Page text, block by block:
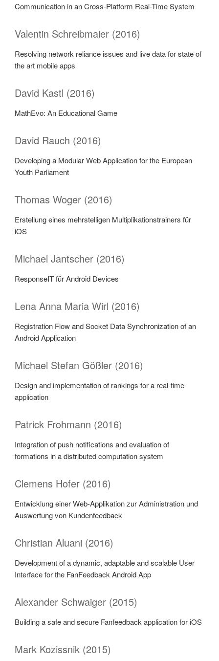
Communication in an Cross-Platform Real-Time System
Valentin Schreibmaier (2016)
Resolving network reliance issues and live data for state of
the art mobile apps
David Kastl (2016)
MathEvo: An Educational Game
David Rauch (2016)
Developing a Modular Web Application for the European
Youth Parliament
Thomas Woger (2016)
Erstellung eines mehrstelligen Multiplikationstrainers für
iOS
Michael Jantscher (2016)
ResponseIT für Android Devices
Lena Anna Maria Wirl (2016)
Registration Flow and Socket Data Synchronization of an
Android Application
Michael Stefan Gößler (2016)
Design and implementation of rankings for a real-time
application
Patrick Frohmann (2016)
Integration of push notifications and evaluation of
formations in a distributed computation system
Clemens Hofer (2016)
Entwicklung einer Web-Applikation zur Administration und
Auswertung von Kundenfeedback
Christian Aluani (2016)
Development of a dynamic, adaptable and scalable User
Interface for the FanFeedback Android App
Alexander Schwaiger (2015)
Building a safe and secure Fanfeedback application for iOS
Mark Kozissnik (2015)